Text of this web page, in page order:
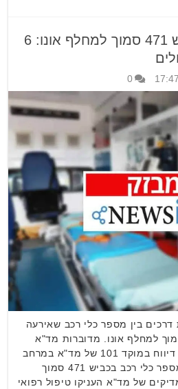
תאונת שרשרת בכביש 471 סמוך למחלף אונו: 6
0
בין מספר כלי רכב שאירעה
16:33 בכביש 471, סמוך למחלף אונו. מדוברות מד"א
נמסר: בשעה 16:33 התקבל דיווח במוקד 101 של מד"א במרחב
ירקון על תאונת דרכים בין מספר כלי רכב בכביש 471 סמוך
של מד"א העניקו טיפול רפואי